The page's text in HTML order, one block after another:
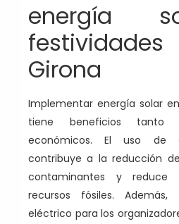
energía
Girona
Implementar energía solar
tiene beneficios tanto
económicos. El uso de
contribuye a la reducción
contaminantes y reduce
recursos fósiles.
eléctrico para los